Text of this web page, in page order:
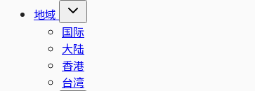
地域
国际
大陆
香港
台湾